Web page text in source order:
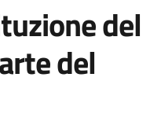
del
del